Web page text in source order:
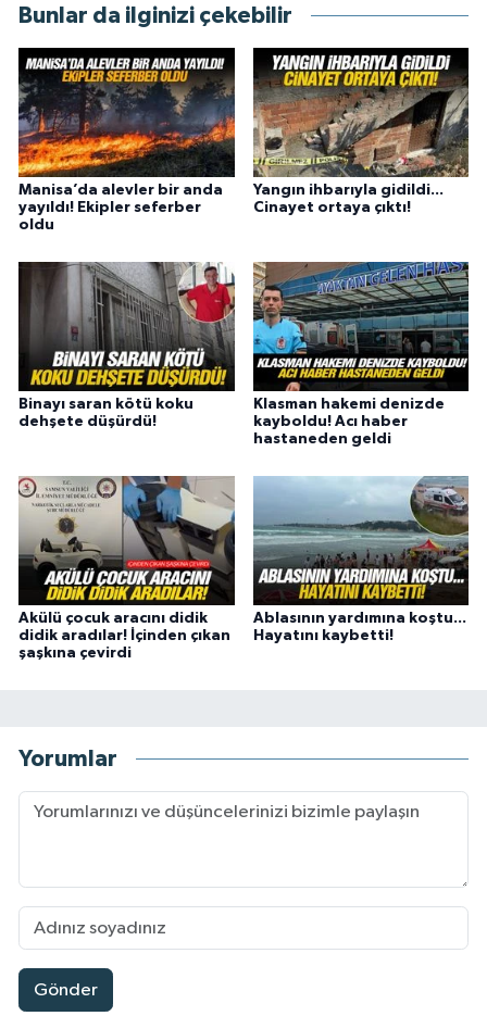
Bunlar da ilginizi çekebilir
Manisa’da alevler bir anda
yayıldı! Ekipler seferber
oldu
Yangın ihbarıyla gidildi...
Cinayet ortaya çıktı!
Binayı saran kötü koku
dehşete düşürdü!
Klasman hakemi denizde
kayboldu! Acı haber
hastaneden geldi
Akülü çocuk aracını didik
didik aradılar! İçinden çıkan
şaşkına çevirdi
Ablasının yardımına koştu...
Hayatını kaybetti!
Yorumlar
Gönder